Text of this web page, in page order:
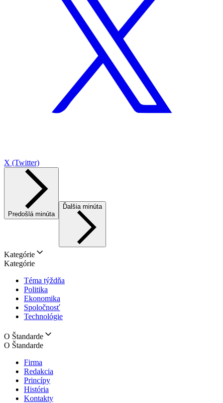
X (Twitter)
Predošlá minúta
Ďalšia minúta
Kategórie
Kategórie
Téma týždňa
Politika
Ekonomika
Spoločnosť
Technológie
O Štandarde
O Štandarde
Firma
Redakcia
Princípy
História
Kontakty